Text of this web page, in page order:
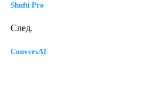
Shufti Pro
След.
ConversAI